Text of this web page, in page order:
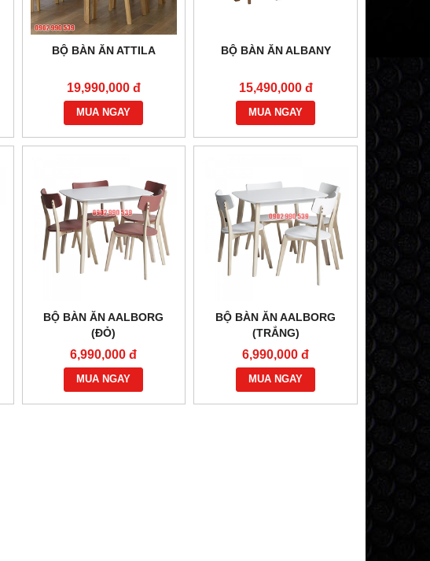
BỘ BÀN ĂN ATTILA
19,990,000 đ
MUA NGAY
BỘ BÀN ĂN ALBANY
15,490,000 đ
MUA NGAY
BỘ BÀN ĂN AALBORG
(ĐỎ)
6,990,000 đ
MUA NGAY
BỘ BÀN ĂN AALBORG
(TRẮNG)
6,990,000 đ
MUA NGAY